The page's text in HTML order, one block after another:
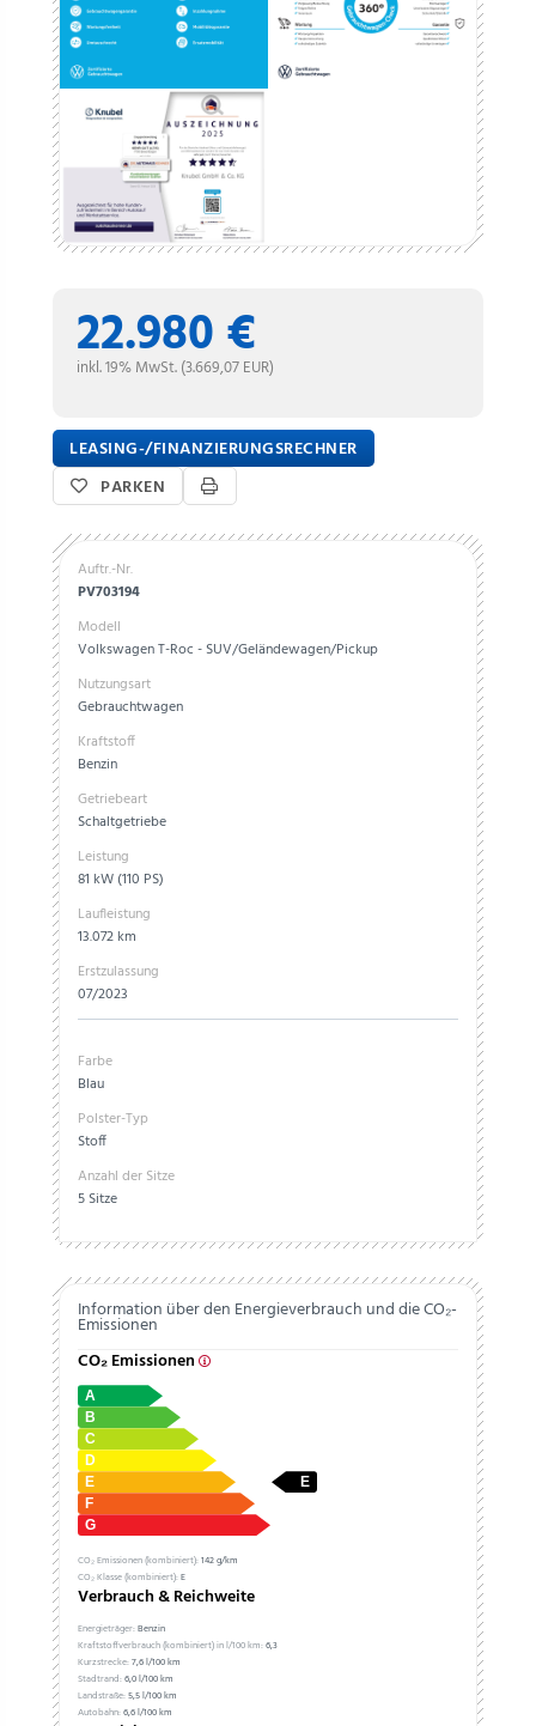
22.980 €
inkl. 19% MwSt. (3.669,07 EUR)
LEASING-/FINANZIERUNGSRECHNER
PARKEN
Auftr.-Nr.
PV703194
Modell
Volkswagen T-Roc - SUV/Geländewagen/Pickup
Nutzungsart
Gebrauchtwagen
Kraftstoff
Benzin
Getriebeart
Schaltgetriebe
Leistung
81 kW (110 PS)
Laufleistung
13.072 km
Erstzulassung
07/2023
Farbe
Blau
Polster-Typ
Stoff
Anzahl der Sitze
5 Sitze
Information über den Energieverbrauch und die CO₂-
Emissionen
CO₂ Emissionen
CO₂ Emissionen (kombiniert):142 g/km
CO₂ Klasse (kombiniert):E
Verbrauch & Reichweite
Energieträger:Benzin
Kraftstoffverbrauch (kombiniert) in l/100 km:6,3
Kurzstrecke:7,6 l/100 km
Stadtrand:6,0 l/100 km
Landstraße:5,5 l/100 km
Autobahn:6,6 l/100 km